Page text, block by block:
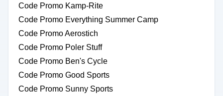
Code Promo Kamp-Rite
Code Promo Everything Summer Camp
Code Promo Aerostich
Code Promo Poler Stuff
Code Promo Ben's Cycle
Code Promo Good Sports
Code Promo Sunny Sports